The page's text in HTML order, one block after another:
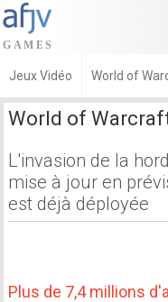
Jeux Vidéo World of
World of
L'invasion de la
mise à jour en
est déjà déployée
Plus de 7,4 millions